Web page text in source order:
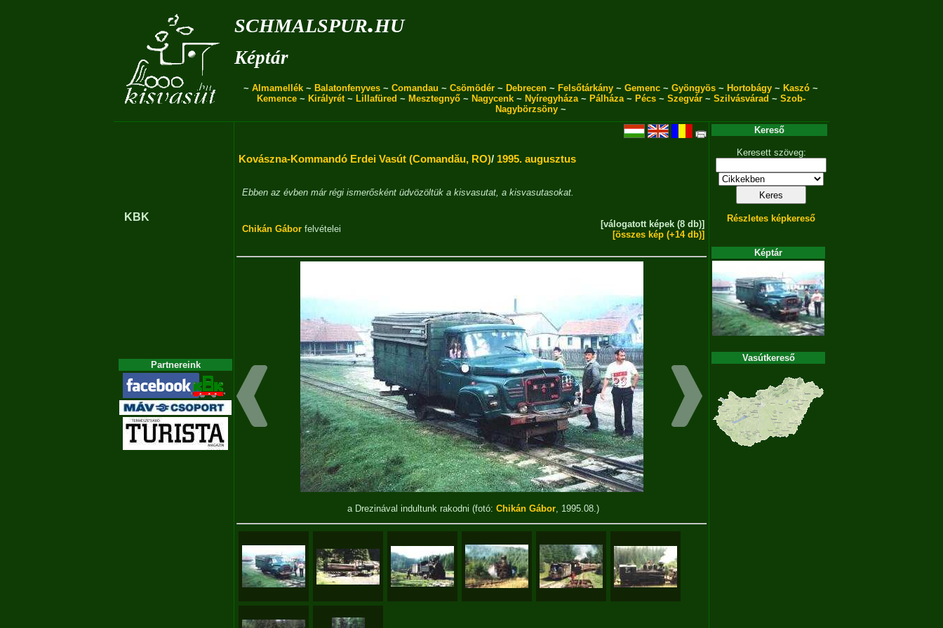
schmalspur.hu
Képtár
~ Almamellék ~ Balatonfenyves ~ Comandau ~ Csömödér ~ Debrecen ~ Felsőtárkány ~ Gemenc ~ Gyöngyös ~ Hortobágy ~ Kaszó ~
Kemence~ Királyrét~ Lillafüred ~ Mesztegnyő~ Nagycenk~ Nyíregyháza~ Pálháza~ Pécs~ Szegvár~ Szilvásvárad ~ Szob-
Nagybörzsöny ~
KBK
Partnereink
Kovászna-Kommandó Erdei Vasút (Comandău, RO)/ 1995. augusztus
Ebben az évben már régi ismerősként üdvözöltük a kisvasutat, a kisvasutasokat.
Chikán Gábor felvételei
[válogatott képek (8 db)]
[összes kép (+14 db)]
a Drezinával indultunk rakodni (fotó: Chikán Gábor, 1995.08.)
Kereső
Keresett szöveg:
Részletes képkereső
Képtár
Vasútkereső